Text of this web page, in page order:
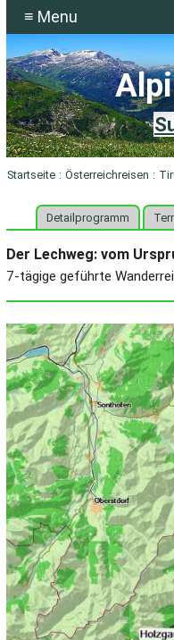
≡ Menu
Startseite : Österreichreisen :
Detailprogramm
Der Lechweg: vom
7-tägige geführte